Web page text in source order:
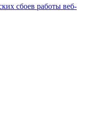
сбоев работы веб-